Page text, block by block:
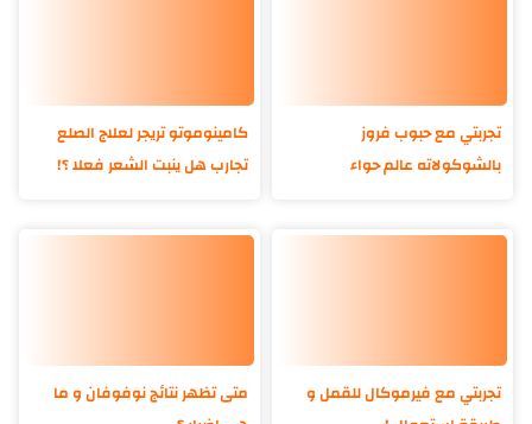
تجربتي مع حبوب فروز
بالشوكولاته عالم حواء
كامينوموتو تريجر لعلاج الصلع
تجارب هل ينبت الشعر فعلا ؟!
تجربتي مع فيرموكال للقمل و
متى تظهر نتائج نوفوفان و ما